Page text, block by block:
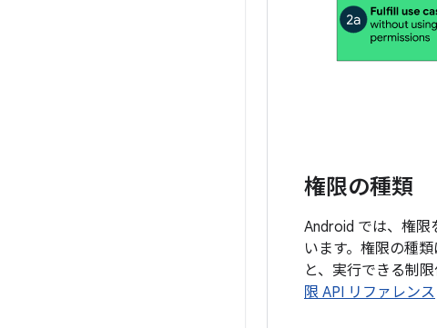
権限の種類
Android では、権限
います。権限の種
と、実行できる制
限 API リファレンス